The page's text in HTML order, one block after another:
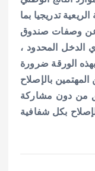
تدريجيا بما
عن وصفات صندوق
الدخل المحدود ،
الورقة ضرورة
المهتمين بالإصلاح
من دون مشاركة
بكل شفافية